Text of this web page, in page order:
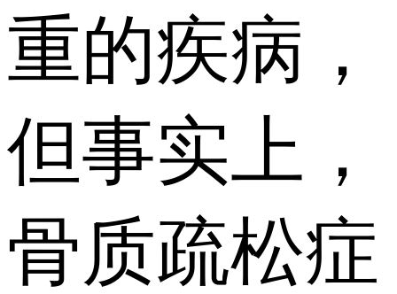
重的疾病，
但事实上，
骨质疏松症